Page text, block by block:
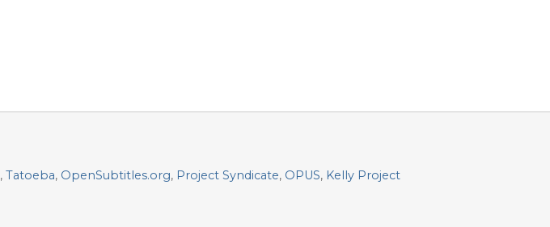
,Tatoeba, OpenSubtitles.org, Project Syndicate, OPUS, Kelly Project